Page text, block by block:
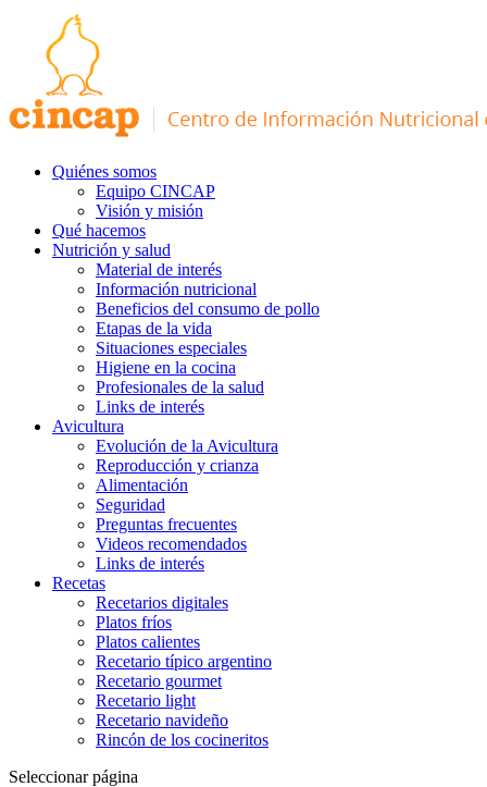
Quiénes somos
Equipo CINCAP
Visión y misión
Qué hacemos
Nutrición y salud
Material de interés
Información nutricional
Beneficios del consumo de pollo
Etapas de la vida
Situaciones especiales
Higiene en la cocina
Profesionales de la salud
Links de interés
Avicultura
Evolución de la Avicultura
Reproducción y crianza
Alimentación
Seguridad
Preguntas frecuentes
Videos recomendados
Links de interés
Recetas
Recetarios digitales
Platos fríos
Platos calientes
Recetario típico argentino
Recetario gourmet
Recetario light
Recetario navideño
Rincón de los cocineritos
Seleccionar página